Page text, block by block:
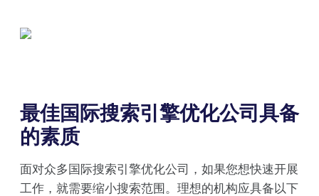
最佳国际搜索引擎优化公司具备
的素质
面对众多国际搜索引擎优化公司，如果您想快速开展
工作，就需要缩小搜索范围。理想的机构应具备以下